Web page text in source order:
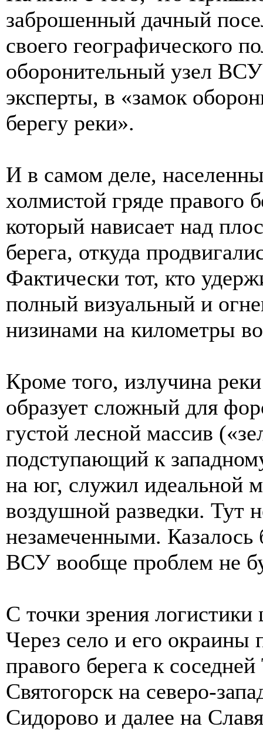
заброшенный дачный
своего географического
оборонительный узел
эксперты, в «замок
берегу реки».
И в самом деле,
холмистой гряде правого
который нависает над
берега, откуда
Фактически тот, кто
полный визуальный и
низинами на километры
Кроме того, излучина
образует сложный для
густой лесной массив
подступающий к
на юг, служил идеальной
воздушной разведки. Тут
незамеченными.
ВСУ вообще проблем не
С точки зрения
Через село и его окраины
правого берега к
Святогорск на северо-
Сидорово и далее на